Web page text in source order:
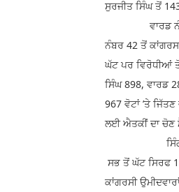
ਸੁਰਜੀਤ ਸਿੰਘ ਤੋਂ
ਵਾਰਡ ਨੰਬਰ 2
ਨੰਬਰ 42 ਤੋਂ
ਘੱਟ ਪਰ ਵਿਰੋਧੀਆਂ
ਸਿੰਘ 898, ਵਾਰਡ
967 ਵੋਟਾਂ ’ਤੇ
ਲਈ ਐਤਕੀਂ ਦਾ ਚੋਣ
ਸਿੰਗ ਫਸਣ
ਸਭ ਤੋਂ ਘੱਟ ਸਿਰਫ
ਕਾਂਗਰਸੀ